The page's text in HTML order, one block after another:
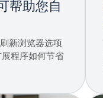
帮助您自
新浏览器选项
程序如何节省